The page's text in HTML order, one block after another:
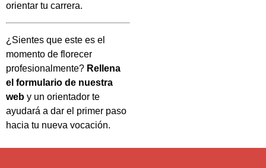
orientar tu carrera.
¿Sientes que este es el
momento de florecer
profesionalmente? Rellena
el formulario de nuestra
web y un orientador te
ayudará a dar el primer paso
hacia tu nueva vocación.